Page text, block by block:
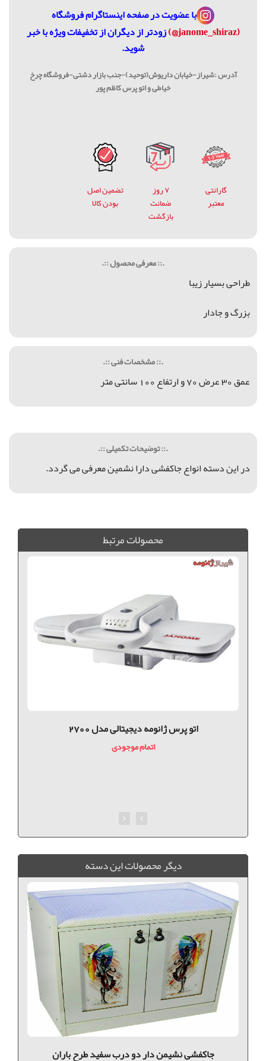
با عضویت درصفحه اینستاگرام فروشگاه
(janome_shiraz@)
زودتر از دیگران از تخفیفات ویژه با خبر
شوید.
آدرس :شیراز-خیابان داریوش(توحید)-جنب بازار دشتی-فروشگاه چرخ
خیاطی و اتو پرس کاظم پور
گارانتی
معتبر
۷ روز
ضمانت
بازگشت
تضمین اصل
بودن کالا
.:: معرفی محصول ::.
طراحی بسیار زیبا
بزرگ و جادار
.:: مشخصات فنی ::.
عمق 30 عرض 70 و ارتفاع 100 سانتی متر
.:: توضیحات تکمیلی ::.
در این دسته انواع جاکفشی دارا نشمین معرفی می گردد.
محصولات مرتبط
اتو پرس ژانومه دیجیتالی مدل 2700
اتمام موجودی
ديگر محصولات اين دسته
جاکفشی نشیمن دار دو درب سفید طرح باران